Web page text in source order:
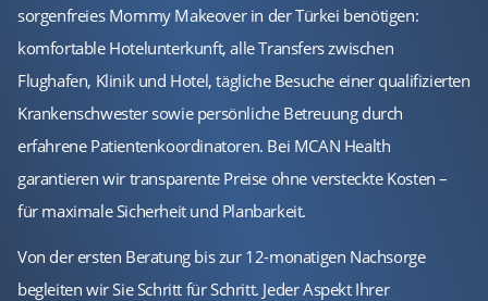
sorgenfreies Mommy Makeover in der Türkei benötigen:
komfortable Hotelunterkunft, alle Transfers zwischen
Flughafen, Klinik und Hotel, tägliche Besuche einer qualifizierten
Krankenschwester sowie persönliche Betreuung durch
erfahrene Patientenkoordinatoren. Bei MCAN Health
garantieren wir transparente Preise ohne versteckte Kosten –
für maximale Sicherheit und Planbarkeit.
Von der ersten Beratung bis zur 12-monatigen Nachsorge
begleiten wir Sie Schritt für Schritt. Jeder Aspekt Ihrer